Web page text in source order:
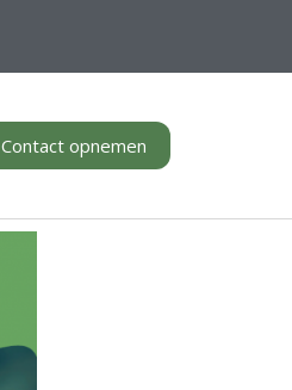
Contact opnemen